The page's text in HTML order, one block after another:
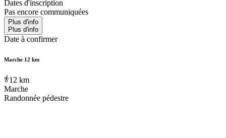
Dates d'inscription
Pas encore communiquées
Plus d'info
Plus d'info
Date à confirmer
Marche 12 km
12 km
Marche
Randonnée pédestre